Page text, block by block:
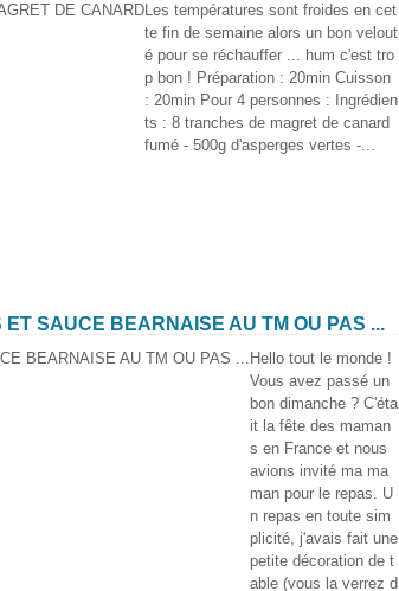
Les températures sont froides en cet
te fin de semaine alors un bon velout
é pour se réchauffer ... hum c'est tro
p bon ! Préparation : 20min Cuisson
: 20min Pour 4 personnes : Ingrédien
ts : 8 tranches de magret de canard
fumé - 500g d'asperges vertes -...
SAUCE BEARNAISE AU TM OU PAS ...
Hello tout le monde !
Vous avez passé un
bon dimanche ? C'éta
it la fête des maman
s en France et nous
avions invité ma ma
man pour le repas. U
n repas en toute sim
plicité, j'avais fait une
petite décoration de t
able (vous la verrez d